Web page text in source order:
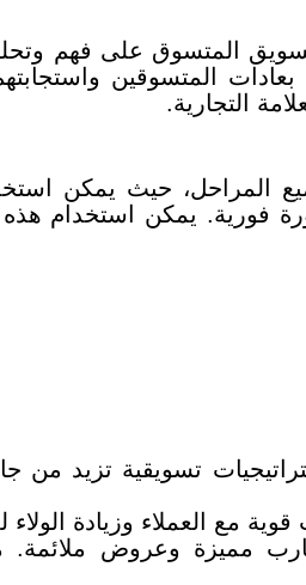
تسويق المتسوق على فهم
بعادات المتسوقين
التجارية.
المراحل، حيث يمكن
فورية. يمكن استخدام
تسويقية تزيد من
مع العملاء وزيادة الولاء
مميزة وعروض